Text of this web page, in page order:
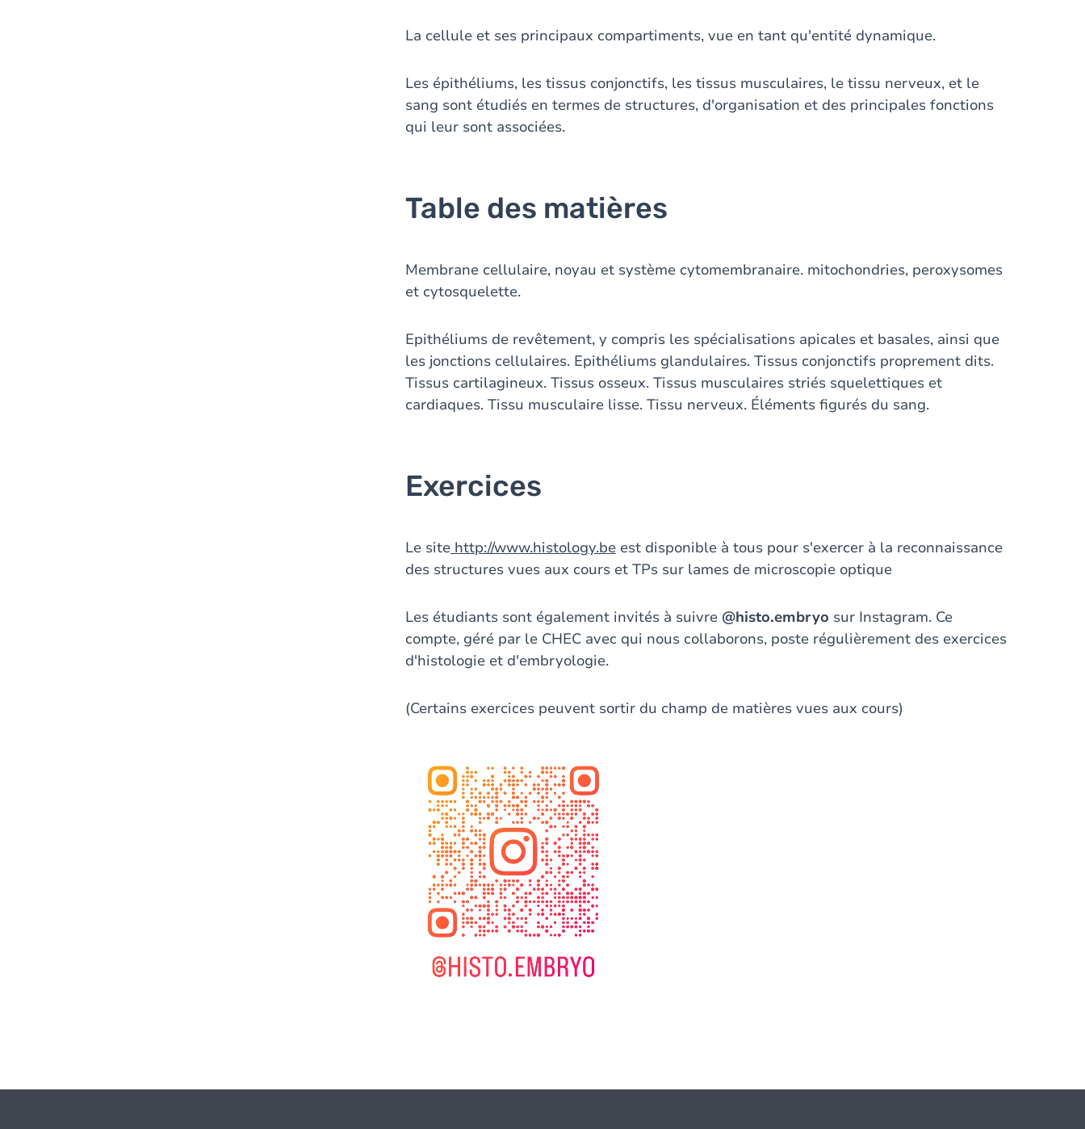
La cellule et ses principaux compartiments, vue en tant qu'entité dynamique.
Les épithéliums, les tissus conjonctifs, les tissus musculaires, le tissu nerveux, et le
sang sont étudiés en termes de structures, d'organisation et des principales fonctions
qui leur sont associées.
Table des matières
Membrane cellulaire, noyau et système cytomembranaire. mitochondries, peroxysomes
et cytosquelette.
Epithéliums de revêtement, y compris les spécialisations apicales et basales, ainsi que
les jonctions cellulaires. Epithéliums glandulaires. Tissus conjonctifs proprement dits.
Tissus cartilagineux. Tissus osseux. Tissus musculaires striés squelettiques et
cardiaques. Tissu musculaire lisse. Tissu nerveux. Éléments figurés du sang.
Exercices
Le site http://www.histology.be est disponible à tous pour s'exercer à la reconnaissance
des structures vues aux cours et TPs sur lames de microscopie optique
Les étudiants sont également invités à suivre @histo.embryo sur Instagram. Ce
compte, géré par le CHEC avec qui nous collaborons, poste régulièrement des exercices
d'histologie et d'embryologie.
(Certains exercices peuvent sortir du champ de matières vues aux cours)